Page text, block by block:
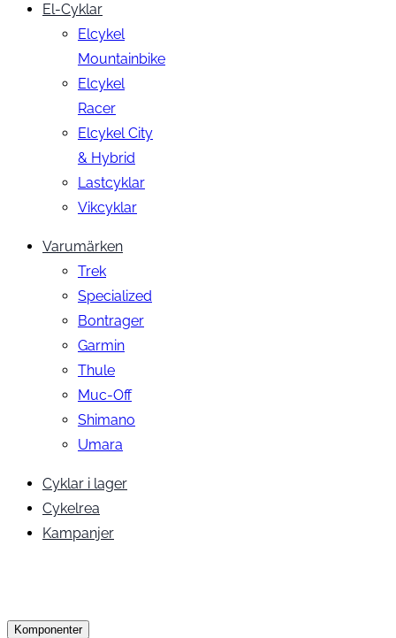
El-Cyklar
Elcykel
Mountainbike
Elcykel
Racer
Elcykel City
& Hybrid
Lastcyklar
Vikcyklar
Varumärken
Trek
Specialized
Bontrager
Garmin
Thule
Muc-Off
Shimano
Umara
Cyklar i lager
Cykelrea
Kampanjer
Komponenter